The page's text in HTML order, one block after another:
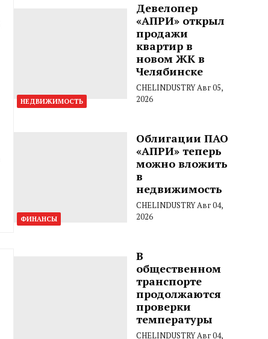
НЕДВИЖИМОСТЬ
Девелопер
«АПРИ» открыл
продажи
квартир в
новом ЖК в
Челябинске
CHELINDUSTRYАвг 05,
2026
ФИНАНСЫ
Облигации ПАО
«АПРИ» теперь
можно вложить
в
недвижимость
CHELINDUSTRYАвг 04,
2026
В
общественном
транспорте
продолжаются
проверки
температуры
CHELINDUSTRYАвг 04,